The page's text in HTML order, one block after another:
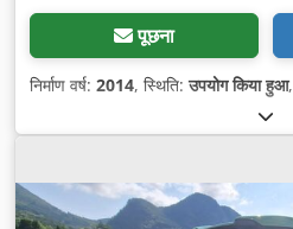
पूछना
निर्माण वर्ष: 2014, स्थिति:उपयोग किया हुआ,